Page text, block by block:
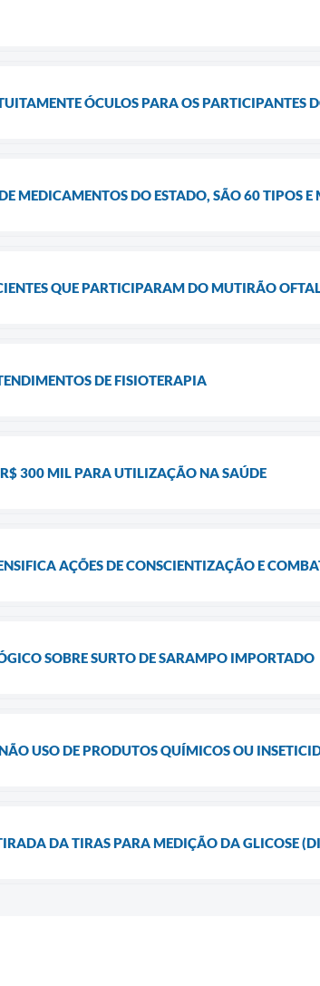
ÓCULOS PARA OS
MEDICAMENTOS DO ESTADO, SÃO 60 TIPOS
QUE PARTICIPARAM DO MUTIRÃO
DE FISIOTERAPIA
R$ 300 MIL PARA UTILIZAÇÃO NA SAÚDE
AÇÕES DE CONSCIENTIZAÇÃO E
SOBRE SURTO DE SARAMPO IMPORTADO
USO DE PRODUTOS QUÍMICOS OU
DA TIRAS PARA MEDIÇÃO DA GLICOSE